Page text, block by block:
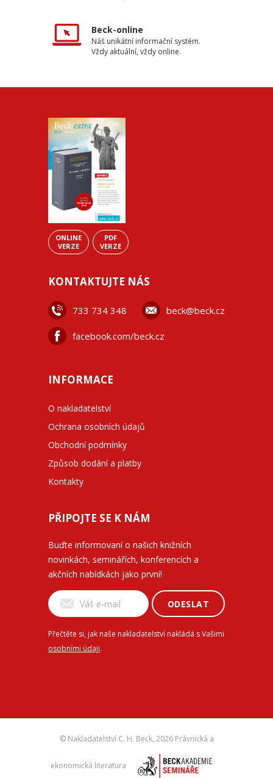
Beck-online
Náš unikátní informační systém.
Vždy aktuální, vždy online.
ONLINE
VERZE
PDF
VERZE
KONTAKTUJTE NÁS
733 734 348 beck@beck.cz
facebook.com/beck.cz
INFORMACE
O nakladatelství
Ochrana osobních údajů
Obchodní podmínky
Způsob dodání a platby
Kontakty
PŘIPOJTE SE K NÁM
Buďte informovaní o našich knižních
novinkách, seminářích, konferencích a
akčních nabídkách jako první!
ODESLAT
Přečtěte si, jak naše nakladatelství nakládá s Vašimi
osobními údaji.
© Nakladatelství C. H. Beck, 2026 Právnická a
ekonomická literatura